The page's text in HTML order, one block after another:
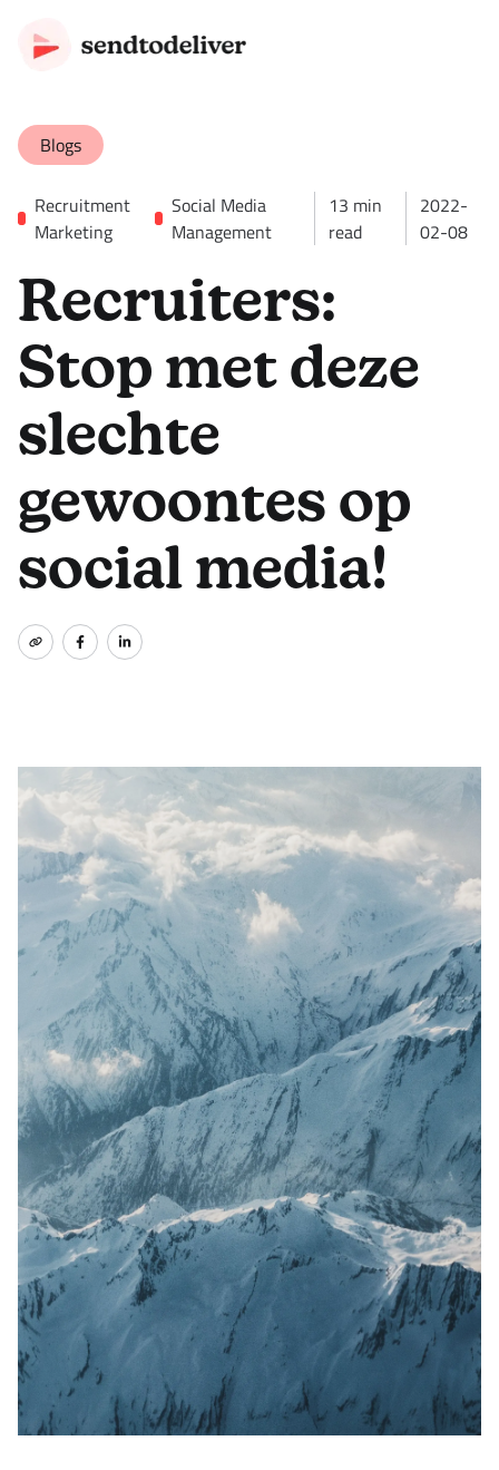
Blogs
Recruitment
Marketing
Social Media
Management
13 min
read
2022-
02-08
Recruiters:
Stop met deze
slechte
gewoontes op
social media!